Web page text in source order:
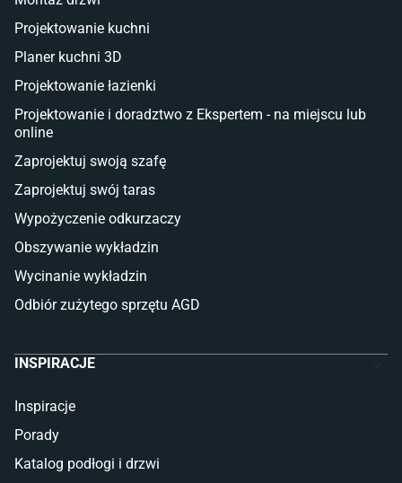
Sztuczna trawa miękka
Koce i pledy
Płytki na balkon
Lampy stojące LED
Płytki
Płytki Cersanit
Płytki wielkoformatowe
Glazura
Płytki marmurowe
Projektowanie kuchni
Planer kuchni 3D
Projektowanie łazienki
Projektowanie i doradztwo z Ekspertem - na miejscu lub
online
Zaprojektuj swoją szafę
Zaprojektuj swój taras
Wypożyczenie odkurzaczy
Obszywanie wykładzin
Wycinanie wykładzin
Odbiór zużytego sprzętu AGD
INSPIRACJE
Inspiracje
Porady
Katalog podłogi i drzwi